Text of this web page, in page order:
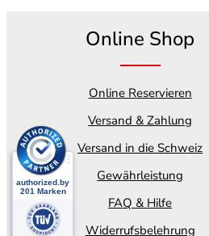
Online Shop
Online Reservieren
Versand & Zahlung
Versand in die Schweiz
Gewährleistung
FAQ & Hilfe
Widerrufsbelehrung